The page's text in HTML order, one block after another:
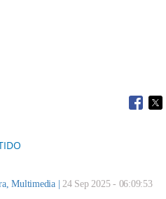
,Multimedia 24 Sep 2025 - 06:09:53